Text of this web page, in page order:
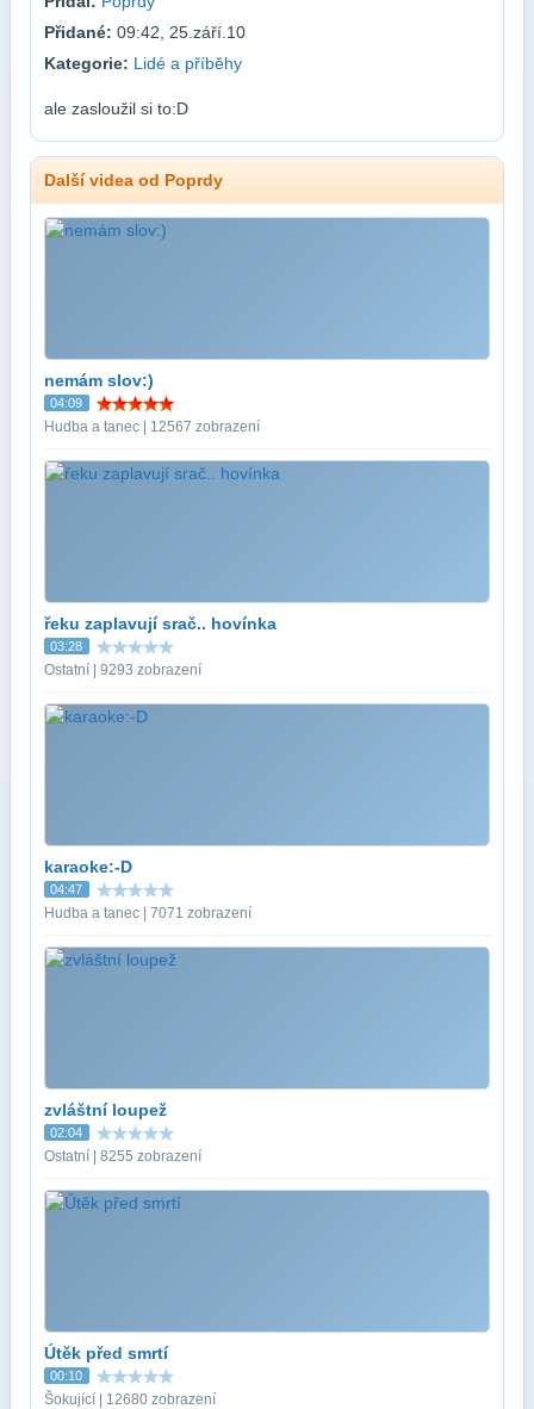
Přidané: 09:42, 25.září.10
Kategorie: Lidé a příběhy
ale zasloužil si to:D
Další videa od Poprdy
nemám slov:)
04:09
Hudba a tanec | 12567 zobrazení
řeku zaplavují srač.. hovínka
03:28
Ostatní | 9293 zobrazení
karaoke:-D
04:47
Hudba a tanec | 7071 zobrazení
zvláštní loupež
02:04
Ostatní | 8255 zobrazení
Útěk před smrtí
00:10
Šokující | 12680 zobrazení